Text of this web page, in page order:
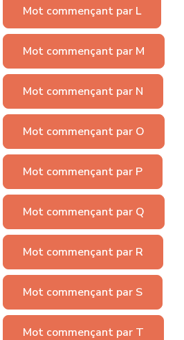
Mot commençant par L
Mot commençant par M
Mot commençant par N
Mot commençant par O
Mot commençant par P
Mot commençant par Q
Mot commençant par R
Mot commençant par S
Mot commençant par T